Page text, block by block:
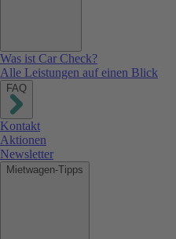
Was ist Car Check?
Alle Leistungen auf einen Blick
FAQ
Kontakt
Aktionen
Newsletter
Mietwagen-Tipps